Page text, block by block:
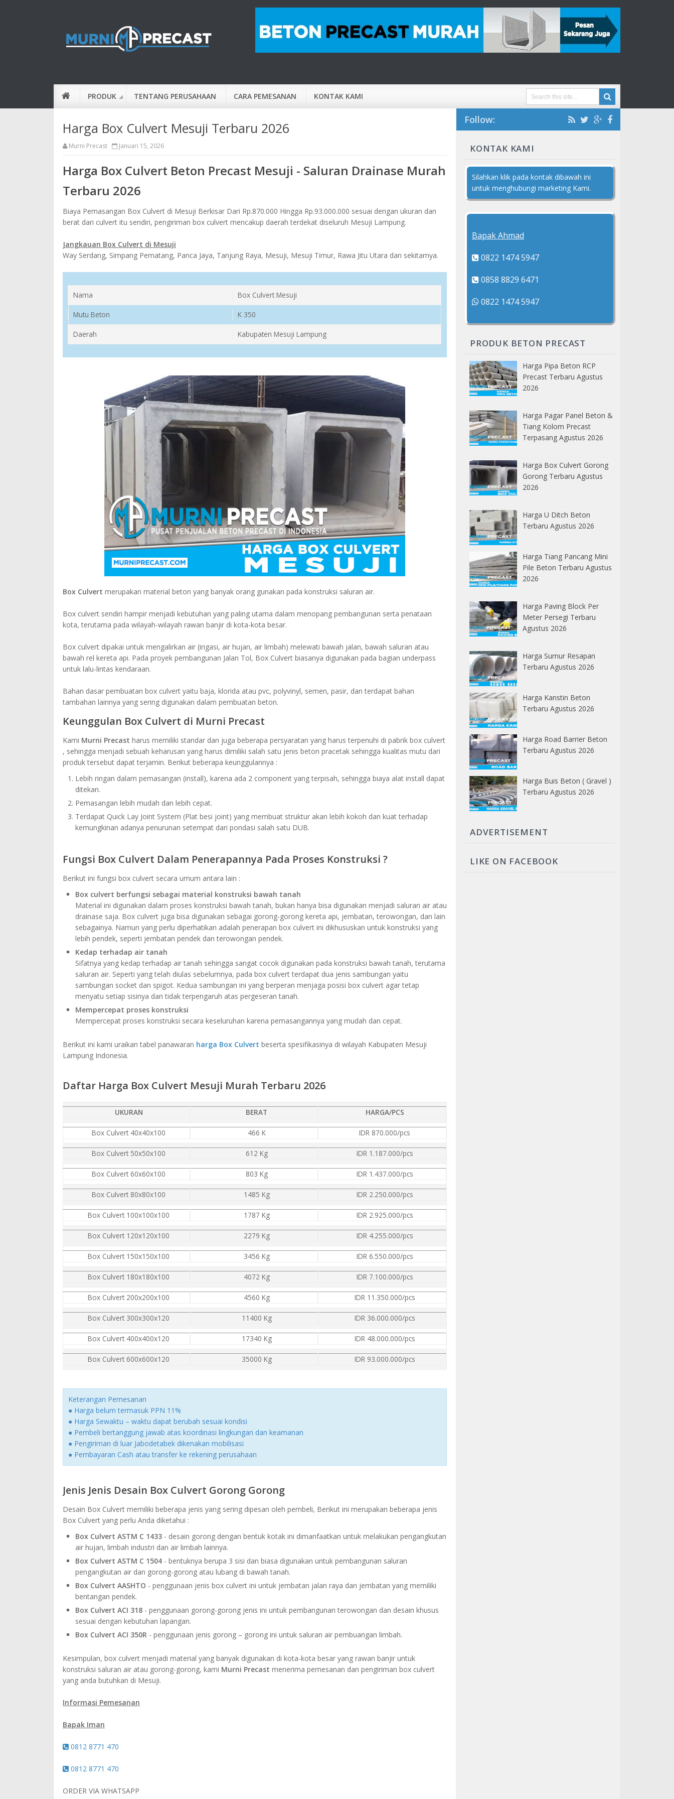
PRODUK TENTANG PERUSAHAAN CARA PEMESANAN KONTAK KAMI
Harga Box Culvert Mesuji Terbaru 2026
Murni Precast Januari 15, 2026
Harga Box Culvert Beton Precast Mesuji - Saluran Drainase Murah
Terbaru 2026
Biaya Pemasangan Box Culvert di Mesuji Berkisar Dari Rp.870.000 Hingga Rp.93.000.000 sesuai dengan ukuran dan
berat dari culvert itu sendiri, pengiriman box culvert mencakup daerah terdekat diseluruh Mesuji Lampung.
Jangkauan Box Culvert di Mesuji
Way Serdang, Simpang Pematang, Panca Jaya, Tanjung Raya, Mesuji, Mesuji Timur, Rawa Jitu Utara dan sekitarnya.
Nama Box Culvert Mesuji
Mutu Beton K 350
Daerah Kabupaten Mesuji Lampung
Box Culvert merupakan material beton yang banyak orang gunakan pada konstruksi saluran air.
Box culvert sendiri hampir menjadi kebutuhan yang paling utama dalam menopang pembangunan serta penataan
kota, terutama pada wilayah-wilayah rawan banjir di kota-kota besar.
Box culvert dipakai untuk mengalirkan air (irigasi, air hujan, air limbah) melewati bawah jalan, bawah saluran atau
bawah rel kereta api. Pada proyek pembangunan Jalan Tol, Box Culvert biasanya digunakan pada bagian underpass
untuk lalu-lintas kendaraan.
Bahan dasar pembuatan box culvert yaitu baja, klorida atau pvc, polyvinyl, semen, pasir, dan terdapat bahan
tambahan lainnya yang sering digunakan dalam pembuatan beton.
Keunggulan Box Culvert di Murni Precast
Kami Murni Precast harus memiliki standar dan juga beberapa persyaratan yang harus terpenuhi di pabrik box culvert
, sehingga menjadi sebuah keharusan yang harus dimiliki salah satu jenis beton pracetak sehingga kualitas mutu dari
produk tersebut dapat terjamin. Berikut beberapa keunggulannya :
Lebih ringan dalam pemasangan (install), karena ada 2 component yang terpisah, sehingga biaya alat install dapat
ditekan.
Pemasangan lebih mudah dan lebih cepat.
Terdapat Quick Lay Joint System (Plat besi joint) yang membuat struktur akan lebih kokoh dan kuat terhadap
kemungkinan adanya penurunan setempat dari pondasi salah satu DUB.
Fungsi Box Culvert Dalam Penerapannya Pada Proses Konstruksi ?
Berikut ini fungsi box culvert secara umum antara lain :
Box culvert berfungsi sebagai material konstruksi bawah tanah
Material ini digunakan dalam proses konstruksi bawah tanah, bukan hanya bisa digunakan menjadi saluran air atau
drainase saja. Box culvert juga bisa digunakan sebagai gorong-gorong kereta api, jembatan, terowongan, dan lain
sebagainya. Namun yang perlu diperhatikan adalah penerapan box culvert ini dikhususkan untuk konstruksi yang
lebih pendek, seperti jembatan pendek dan terowongan pendek.
Kedap terhadap air tanah
Sifatnya yang kedap terhadap air tanah sehingga sangat cocok digunakan pada konstruksi bawah tanah, terutama
saluran air. Seperti yang telah diulas sebelumnya, pada box culvert terdapat dua jenis sambungan yaitu
sambungan socket dan spigot. Kedua sambungan ini yang berperan menjaga posisi box culvert agar tetap
menyatu setiap sisinya dan tidak terpengaruh atas pergeseran tanah.
Mempercepat proses konstruksi
Mempercepat proses konstruksi secara keseluruhan karena pemasangannya yang mudah dan cepat.
Berikut ini kami uraikan tabel panawaran harga Box Culvert beserta spesifikasinya di wilayah Kabupaten Mesuji
Lampung Indonesia.
Daftar Harga Box Culvert Mesuji Murah Terbaru 2026
UKURAN BERAT HARGA/PCS
Box Culvert 40x40x100 466 K IDR 870.000/pcs
Box Culvert 50x50x100 612 Kg IDR 1.187.000/pcs
Box Culvert 60x60x100 803 Kg IDR 1.437.000/pcs
Box Culvert 80x80x100 1485 Kg IDR 2.250.000/pcs
Box Culvert 100x100x100 1787 Kg IDR 2.925.000/pcs
Box Culvert 120x120x100 2279 Kg IDR 4.255.000/pcs
Box Culvert 150x150x100 3456 Kg IDR 6.550.000/pcs
Box Culvert 180x180x100 4072 Kg IDR 7.100.000/pcs
Box Culvert 200x200x100 4560 Kg IDR 11.350.000/pcs
Box Culvert 300x300x120 11400 Kg IDR 36.000.000/pcs
Box Culvert 400x400x120 17340 Kg IDR 48.000.000/pcs
Box Culvert 600x600x120 35000 Kg IDR 93.000.000/pcs
Keterangan Pemesanan
● Harga belum termasuk PPN 11%
● Harga Sewaktu – waktu dapat berubah sesuai kondisi
● Pembeli bertanggung jawab atas koordinasi lingkungan dan keamanan
● Pengiriman di luar Jabodetabek dikenakan mobilisasi
● Pembayaran Cash atau transfer ke rekening perusahaan
Jenis Jenis Desain Box Culvert Gorong Gorong
Desain Box Culvert memiliki beberapa jenis yang sering dipesan oleh pembeli, Berikut ini merupakan beberapa jenis
Box Culvert yang perlu Anda diketahui :
Box Culvert ASTM C 1433 - desain gorong dengan bentuk kotak ini dimanfaatkan untuk melakukan pengangkutan
air hujan, limbah industri dan air limbah lainnya.
Box Culvert ASTM C 1504 - bentuknya berupa 3 sisi dan biasa digunakan untuk pembangunan saluran
pengangkutan air dan gorong-gorong atau lubang di bawah tanah.
Box Culvert AASHTO - penggunaan jenis box culvert ini untuk jembatan jalan raya dan jembatan yang memiliki
bentangan pendek.
Box Culvert ACI 318 - penggunaan gorong-gorong jenis ini untuk pembangunan terowongan dan desain khusus
sesuai dengan kebutuhan lapangan.
Box Culvert ACI 350R - penggunaan jenis gorong – gorong ini untuk saluran air pembuangan limbah.
Kesimpulan, box culvert menjadi material yang banyak digunakan di kota-kota besar yang rawan banjir untuk
konstruksi saluran air atau gorong-gorong, kami Murni Precast menerima pemesanan dan pengiriman box culvert
yang anda butuhkan di Mesuji.
Informasi Pemesanan
Bapak Iman
0812 8771 470
0812 8771 470
ORDER VIA WHATSAPP
Follow:
KONTAK KAMI
Silahkan klik pada kontak dibawah ini
untuk menghubungi marketing Kami.
Bapak Ahmad
0822 1474 5947
0858 8829 6471
0822 1474 5947
PRODUK BETON PRECAST
Harga Pipa Beton RCP
Precast Terbaru Agustus
2026
Harga Pagar Panel Beton &
Tiang Kolom Precast
Terpasang Agustus 2026
Harga Box Culvert Gorong
Gorong Terbaru Agustus
2026
Harga U Ditch Beton
Terbaru Agustus 2026
Harga Tiang Pancang Mini
Pile Beton Terbaru Agustus
2026
Harga Paving Block Per
Meter Persegi Terbaru
Agustus 2026
Harga Sumur Resapan
Terbaru Agustus 2026
Harga Kanstin Beton
Terbaru Agustus 2026
Harga Road Barrier Beton
Terbaru Agustus 2026
Harga Buis Beton ( Gravel )
Terbaru Agustus 2026
ADVERTISEMENT
LIKE ON FACEBOOK